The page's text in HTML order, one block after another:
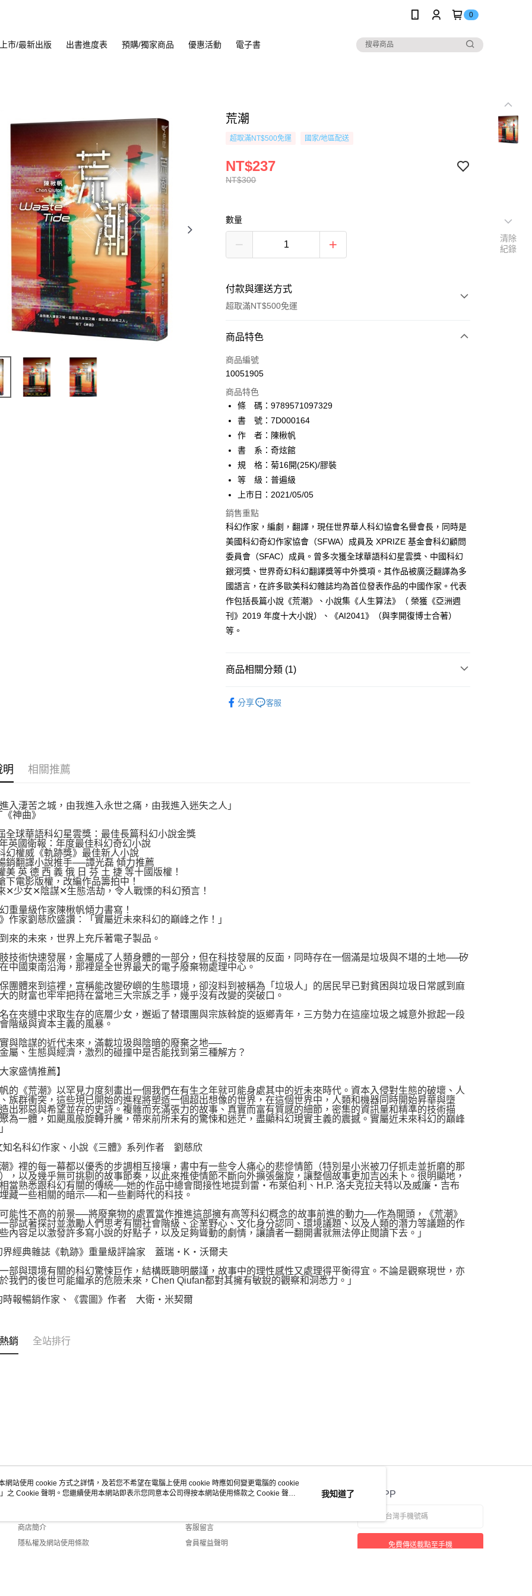
0
市/最新出版 出書進度表 預購/獨家商品 優惠活動 電子書
荒潮
超取滿NT$500免運 國家/地區配送
NT$300
NT$237
數量
付款與運送方式
超取滿NT$500免運
付款方式
信用卡一次付款
AFTEE先享後付
相關說明
AFTEE先享後付是「在收到商品之後才付款」的支付方式。 讓您購物簡單
便利好安心！
１．簡單：不需註冊會員、不需綁卡、不需儲值。
２．便利：只要手機號碼，簡訊認證，即可結帳。
３．安心：先確認商品／服務後，再付款。
１．於結帳方式選擇「AFTEE先享後付」後，將跳轉至「AFTEE先享後
付」結帳頁面，進行簡訊認證並確認金額後，即可完成結帳。
３．收到繳費通知簡訊後14天內，點擊此簡訊中的連結，可透過四大超商
／ATM／網路銀行／等多元方式進行付款，方視為交易完成。
※ 請注意：結帳手續完成當下不需立刻繳費，但若您需要取消訂單，請聯
絡購買商品的店家。未經商家同意取消之訂單仍視為有效，需透過AFTEE
先享後付繳納相關費用。
※ 交易是否成功請以「AFTEE先享後付 」之結帳頁面顯示為準，若有關於
付客戶支援中心」 https://netprotections.freshdesk.com/support/home
交易，需依本服務之必要範圍內提供個人資料，並將交易相關給付款項請
求債權轉讓予恩沛科技股份有限公司。
３．未成年的使用者請事先徵得法定代理人或監護人之同意方可使用
ATM付款
運送方式
全家取貨付款
每筆NT$80，滿NT$500(含以上)免運費
每筆NT$80，滿NT$500(含以上)免運費
萊爾富取貨付款
每筆NT$80，滿NT$500(含以上)免運費
付款後萊爾富取貨
每筆NT$80，滿NT$500(含以上)免運費
每筆NT$80，滿NT$500(含以上)免運費
每筆NT$80，滿NT$500(含以上)免運費
商品特色
商品編號
10051905
商品特色
條 碼：9789571097329
書 號：7D000164
作 者：陳楸帆
書 系：奇炫館
規 格：菊16開(25K)/膠裝
等 級：普遍級
上市日：2021/05/05
銷售重點
科幻作家，編劇，翻譯，現任世界華人科幻協會名譽會長，同時是
美國科幻奇幻作家協會（SFWA）成員及 XPRIZE 基金會科幻顧問
委員會（SFAC）成員。曾多次獲全球華語科幻星雲獎、中國科幻
銀河獎、世界奇幻科幻翻譯獎等中外獎項。其作品被廣泛翻譯為多
國語言，在許多歐美科幻雜誌均為首位發表作品的中國作家。代表
作包括長篇小說《荒潮》、小說集《人生算法》（ 榮獲《亞洲週
刊》2019 年度十大小說）、《AI2041》（與李開復博士合著）
等。
商品相關分類 (1)
分享
客服
明 相關推薦
入淒苦之城，由我進入永世之痛，由我進入迷失之人」
神曲》
全球華語科幻星雲獎：最佳長篇科幻小說金獎
英國衛報：年度最佳科幻奇幻小說
幻權威《軌跡獎》最佳新人小說
銷翻譯小說推手──譚光磊 傾力推薦
美 英 德 西 義 俄 日 芬 土 捷 等十國版權！
下電影版權，改編作品籌拍中！
✕少女✕陰謀✕生態浩劫，令人戰慄的科幻預言！
重量級作家陳楸帆傾力書寫！
作家劉慈欣盛讚：「實屬近未來科幻的巔峰之作！」
來的未來，世界上充斥著電子製品。
技術快速發展，金屬成了人類身體的一部分，但在科技發展的反面，同時存在一個滿是垃圾與不堪的土地──矽
中國東南沿海，那裡是全世界最大的電子廢棄物處理中心。
團體來到這裡，宣稱能改變矽嶼的生態環境，卻沒料到被稱為「垃圾人」的居民早已對貧困與垃圾日常感到麻
的財富也牢牢把持在當地三大宗族之手，幾乎沒有改變的突破口。
在夾縫中求取生存的底層少女，邂逅了替環團與宗族斡旋的返鄉青年，三方勢力在這座垃圾之城意外掀起一段
階級與資本主義的風暴。
與陰謀的近代未來，滿載垃圾與陰暗的廢棄之地──
屬、生態與經濟，激烈的碰撞中是否能找到第三種解方？
家盛情推薦】
的《荒潮》以罕見力度刻畫出一個我們在有生之年就可能身處其中的近未來時代。資本入侵對生態的破壞、人
族群衝突，這些現已開始的進程將塑造一個超出想像的世界，在這個世界中，人類和機器同時開始昇華與墮
出邪惡與希望並存的史詩。複雜而充滿張力的故事、真實而富有質感的細節，密集的資訊量和精準的技術描
為一體，如颶風般旋轉升騰，帶來前所未有的驚悚和迷茫，盡顯科幻現實主義的震撼。實屬近未來科幻的巔峰
名科幻作家、小說《三體》系列作者 劉慈欣
》裡的每一幕都以優秀的步調相互接壤，書中有一些令人痛心的悲慘情節（特別是小米被刀仔抓走並折磨的那
，以及幾乎無可挑剔的故事節奏，以此來推使情節不斷向外擴張盤旋，讓整個故事更加吉凶未卜。很明顯地，
當熟悉跟科幻有關的傳統──她的作品中總會間接性地提到雷‧布萊伯利、H.P. 洛夫克拉夫特以及威廉‧吉布
藏一些相關的暗示──和一些劃時代的科技。
能性不高的前景──將廢棄物的處置當作推進這部擁有高等科幻概念的故事前進的動力──作為開頭，《荒潮》
部試著探討並激勵人們思考有關社會階級、企業野心、文化身分認同、環境議題、以及人類的潛力等議題的作
內容足以激發許多寫小說的好點子，以及足夠聳動的劇情，讓讀者一翻開書就無法停止閱讀下去。」
界經典雜誌《軌跡》重量級評論家 蓋瑞‧K‧沃爾夫
部與環境有關的科幻驚悚巨作，結構既聰明嚴謹，故事中的理性感性又處理得平衡得宜。不論是觀察現世，亦
我們的後世可能繼承的危險未來，Chen Qiufan都對其擁有敏銳的觀察和洞悉力。」
報暢銷作家、《雲圖》作者 大衛・米契爾
銷 全站排行
關於我們
商店簡介
隱私權及網站使用條款
客服資訊
客服留言
會員權益聲明
官方APP
免費傳送載點至手機
清除
紀錄
網站使用 cookie 方式之詳情，及若您不希望在電腦上使用 cookie 時應如何變更電腦的 cookie
」之 Cookie 聲明。您繼續使用本網站即表示您同意本公司得按本網站使用條款之 Cookie 聲明
我知道了